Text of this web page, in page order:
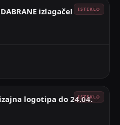
izlagače! 🤍
logotipa do 24.04.🤍